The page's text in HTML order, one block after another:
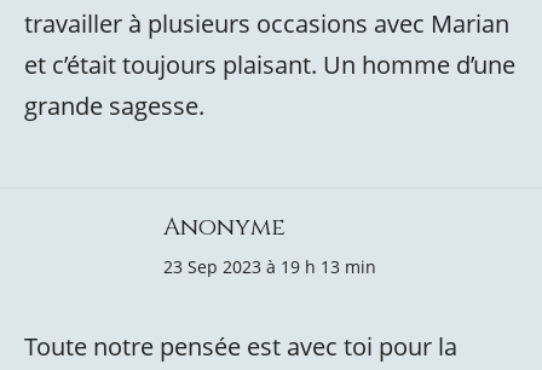
travailler à plusieurs occasions avec Marian
et c’était toujours plaisant. Un homme d’une
grande sagesse.
Anonyme
23 Sep 2023 à 19 h 13 min
Toute notre pensée est avec toi pour la